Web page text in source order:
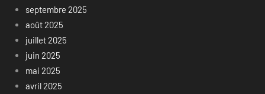
septembre 2025
août 2025
juillet 2025
juin 2025
mai 2025
avril 2025